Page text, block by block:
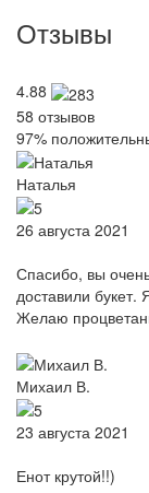
Отзывы
4.88
58 отзывов
97%
Наталья
26 августа 2021
Спасибо, вы
доставили букет.
Желаю
Михаил В.
23 августа 2021
Енот крутой!!)